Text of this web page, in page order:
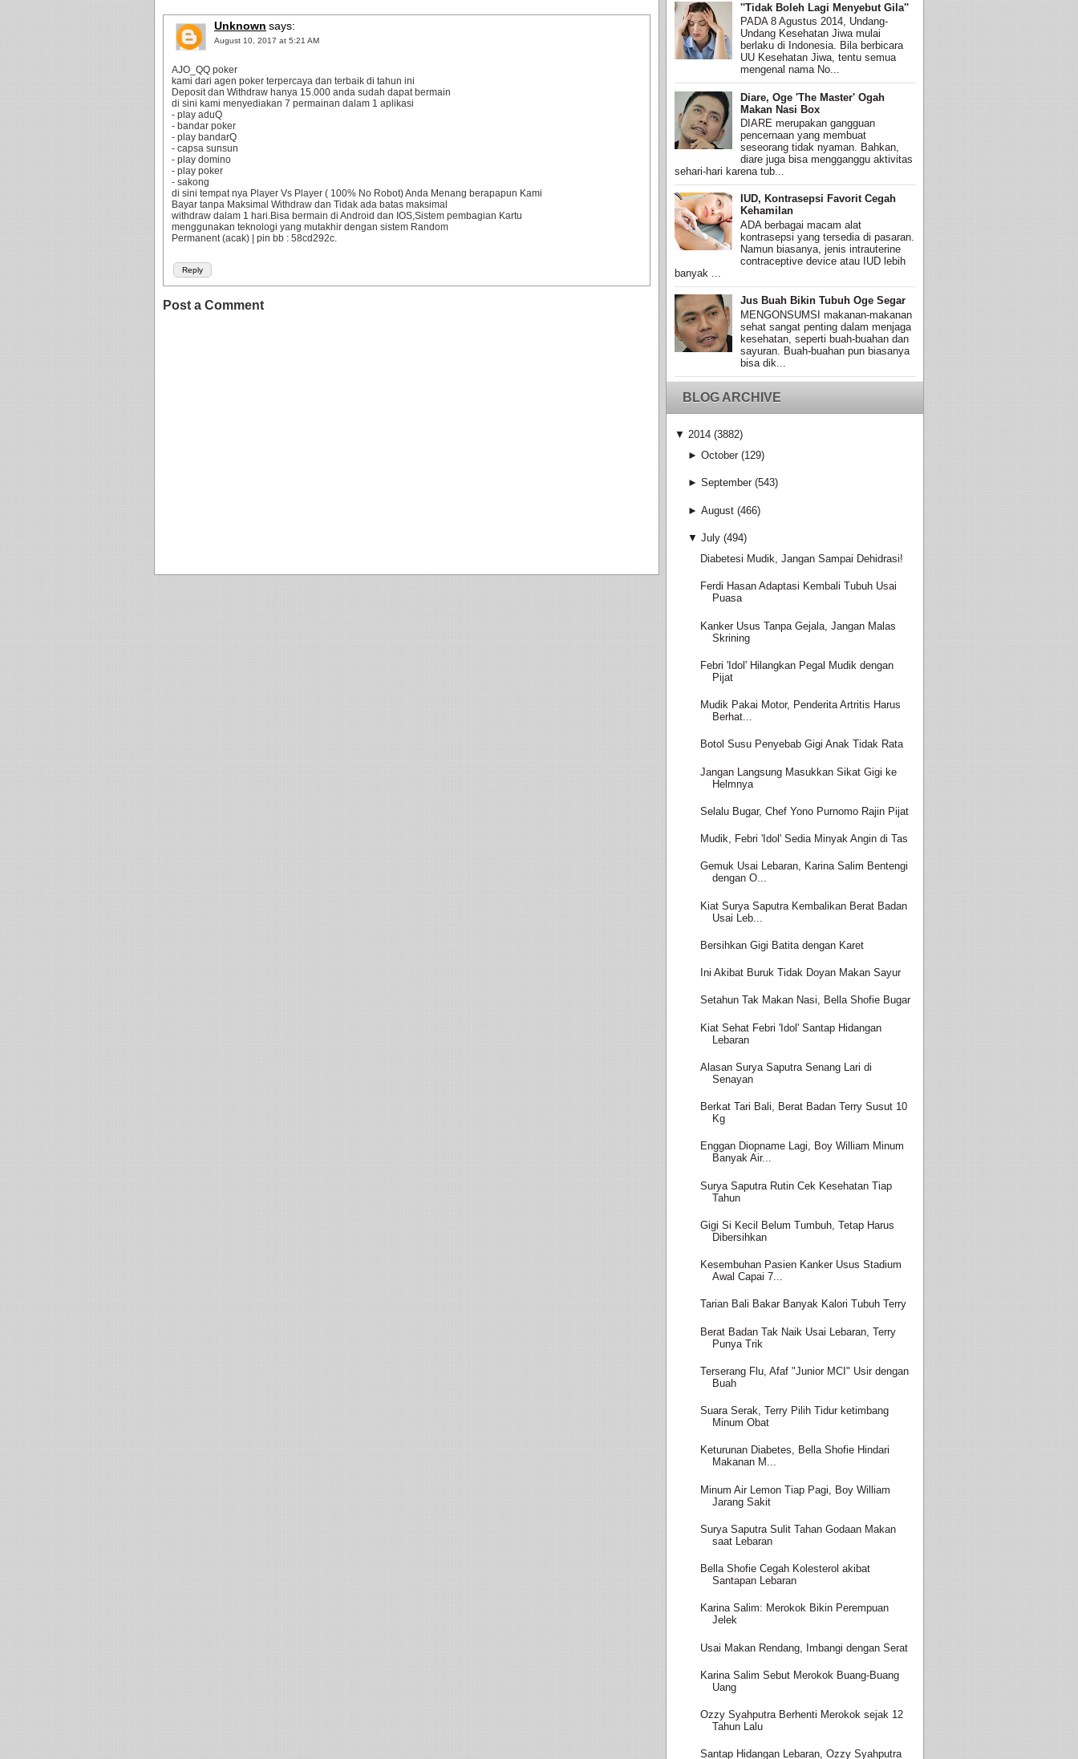
Unknown says:
August 10, 2017 at 5:21 AM
Reply
AJO_QQ poker
kami dari agen poker terpercaya dan terbaik di tahun ini
Deposit dan Withdraw hanya 15.000 anda sudah dapat bermain
di sini kami menyediakan 7 permainan dalam 1 aplikasi
- play aduQ
- bandar poker
- play bandarQ
- capsa sunsun
- play domino
- play poker
- sakong
di sini tempat nya Player Vs Player ( 100% No Robot) Anda Menang berapapun Kami
Bayar tanpa Maksimal Withdraw dan Tidak ada batas maksimal
withdraw dalam 1 hari.Bisa bermain di Android dan IOS,Sistem pembagian Kartu
menggunakan teknologi yang mutakhir dengan sistem Random
Permanent (acak) | pin bb : 58cd292c.
Post a Comment
''Tidak Boleh Lagi Menyebut Gila''
PADA 8 Agustus 2014, Undang-
Undang Kesehatan Jiwa mulai
berlaku di Indonesia. Bila berbicara
UU Kesehatan Jiwa, tentu semua
mengenal nama No...
Diare, Oge 'The Master' Ogah
Makan Nasi Box
DIARE merupakan gangguan
pencernaan yang membuat
seseorang tidak nyaman. Bahkan,
diare juga bisa mengganggu aktivitas
sehari-hari karena tub...
IUD, Kontrasepsi Favorit Cegah
Kehamilan
ADA berbagai macam alat
kontrasepsi yang tersedia di pasaran.
Namun biasanya, jenis intrauterine
contraceptive device atau IUD lebih
banyak ...
Jus Buah Bikin Tubuh Oge Segar
MENGONSUMSI makanan-makanan
sehat sangat penting dalam menjaga
kesehatan, seperti buah-buahan dan
sayuran. Buah-buahan pun biasanya
bisa dik...
BLOG ARCHIVE
▼ 2014 (3882)
► October (129)
► September (543)
► August (466)
▼ July (494)
Diabetesi Mudik, Jangan Sampai Dehidrasi!
Ferdi Hasan Adaptasi Kembali Tubuh Usai
Puasa
Kanker Usus Tanpa Gejala, Jangan Malas
Skrining
Febri 'Idol' Hilangkan Pegal Mudik dengan
Pijat
Mudik Pakai Motor, Penderita Artritis Harus
Berhat...
Botol Susu Penyebab Gigi Anak Tidak Rata
Jangan Langsung Masukkan Sikat Gigi ke
Helmnya
Selalu Bugar, Chef Yono Purnomo Rajin Pijat
Mudik, Febri 'Idol' Sedia Minyak Angin di Tas
Gemuk Usai Lebaran, Karina Salim Bentengi
dengan O...
Kiat Surya Saputra Kembalikan Berat Badan
Usai Leb...
Bersihkan Gigi Batita dengan Karet
Ini Akibat Buruk Tidak Doyan Makan Sayur
Setahun Tak Makan Nasi, Bella Shofie Bugar
Kiat Sehat Febri 'Idol' Santap Hidangan
Lebaran
Alasan Surya Saputra Senang Lari di
Senayan
Berkat Tari Bali, Berat Badan Terry Susut 10
Kg
Enggan Diopname Lagi, Boy William Minum
Banyak Air...
Surya Saputra Rutin Cek Kesehatan Tiap
Tahun
Gigi Si Kecil Belum Tumbuh, Tetap Harus
Dibersihkan
Kesembuhan Pasien Kanker Usus Stadium
Awal Capai 7...
Tarian Bali Bakar Banyak Kalori Tubuh Terry
Berat Badan Tak Naik Usai Lebaran, Terry
Punya Trik
Terserang Flu, Afaf "Junior MCI" Usir dengan
Buah
Suara Serak, Terry Pilih Tidur ketimbang
Minum Obat
Keturunan Diabetes, Bella Shofie Hindari
Makanan M...
Minum Air Lemon Tiap Pagi, Boy William
Jarang Sakit
Surya Saputra Sulit Tahan Godaan Makan
saat Lebaran
Bella Shofie Cegah Kolesterol akibat
Santapan Lebaran
Karina Salim: Merokok Bikin Perempuan
Jelek
Usai Makan Rendang, Imbangi dengan Serat
Karina Salim Sebut Merokok Buang-Buang
Uang
Ozzy Syahputra Berhenti Merokok sejak 12
Tahun Lalu
Santap Hidangan Lebaran, Ozzy Syahputra